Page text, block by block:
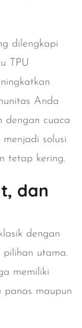
dilengkapi
TPU
Anda
dengan cuaca
solusi
tetap kering.
dan
dengan
pilihan utama.
memiliki
maupun